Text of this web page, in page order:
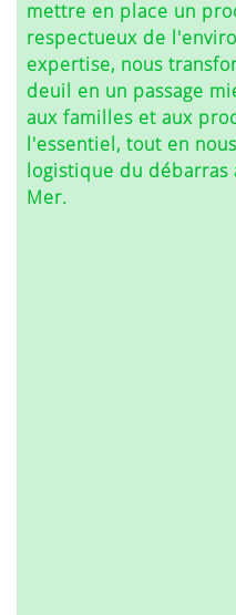
mettre en place un
respectueux de
expertise, nous
deuil en un passage
aux familles et aux
l'essentiel, tout en
logistique du débarras
Mer.